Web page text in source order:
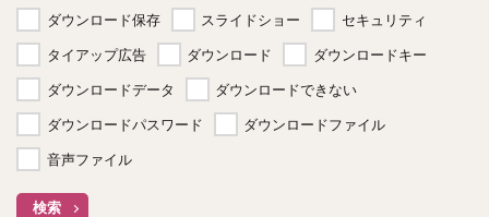
ダウンロード保存
スライドショー
セキュリティ
タイアップ広告
ダウンロード
ダウンロードキー
ダウンロードデータ
ダウンロードできない
ダウンロードパスワード
ダウンロードファイル
音声ファイル
検索